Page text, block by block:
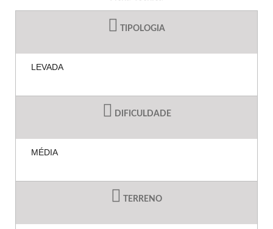
TIPOLOGIA
LEVADA
DIFICULDADE
MÉDIA
TERRENO